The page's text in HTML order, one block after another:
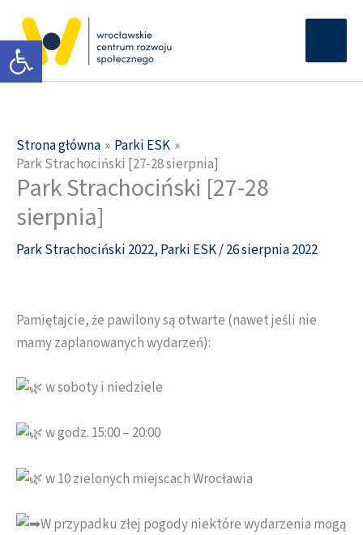
Otwórz pasek narzędzi
treści
Strona główna
Parki ESK
Park Strachociński [27-28 sierpnia]
Park Strachociński [27-28
sierpnia]
Park Strachociński 2022, Parki ESK/26 sierpnia 2022
Pamiętajcie, że pawilony są otwarte (nawet jeśli nie
mamy zaplanowanych wydarzeń):
w soboty i niedziele
w godz. 15:00 – 20:00
w 10 zielonych miejscach Wrocławia
W przypadku złej pogody niektóre wydarzenia mogą